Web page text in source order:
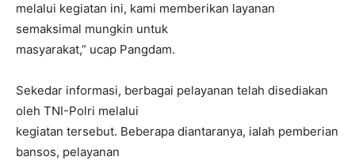
melalui kegiatan ini, kami memberikan layanan
semaksimal mungkin untuk
masyarakat,” ucap Pangdam.
Sekedar informasi, berbagai pelayanan telah disediakan
oleh TNI-Polri melalui
kegiatan tersebut. Beberapa diantaranya, ialah pemberian
bansos, pelayanan